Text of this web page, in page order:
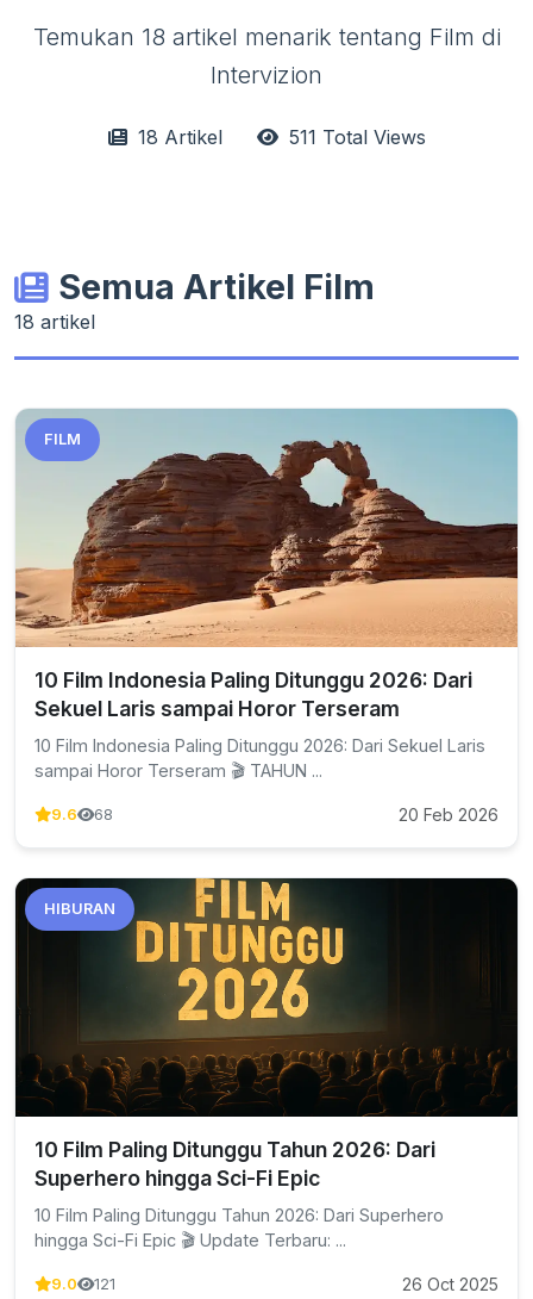
Temukan 18 artikel menarik tentang Film di
Intervizion
18 Artikel 511 Total Views
Semua Artikel Film
18 artikel
FILM
10 Film Indonesia Paling Ditunggu 2026: Dari
Sekuel Laris sampai Horor Terseram
10 Film Indonesia Paling Ditunggu 2026: Dari Sekuel Laris
sampai Horor Terseram 🎬 TAHUN ...
9.6 68 20 Feb 2026
HIBURAN
10 Film Paling Ditunggu Tahun 2026: Dari
Superhero hingga Sci-Fi Epic
10 Film Paling Ditunggu Tahun 2026: Dari Superhero
hingga Sci-Fi Epic 🎬 Update Terbaru: ...
9.0 121 26 Oct 2025